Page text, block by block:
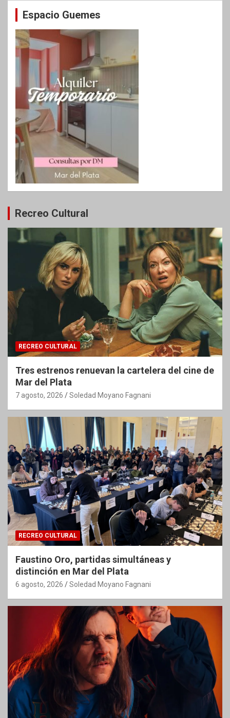
Espacio Guemes
Recreo Cultural
RECREO CULTURAL
Tres estrenos renuevan la cartelera del cine de
Mar del Plata
7 agosto, 2026 Soledad Moyano Fagnani
RECREO CULTURAL
Faustino Oro, partidas simultáneas y
distinción en Mar del Plata
6 agosto, 2026 Soledad Moyano Fagnani